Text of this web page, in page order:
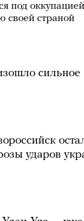
под
своей страной
сильное
ударов